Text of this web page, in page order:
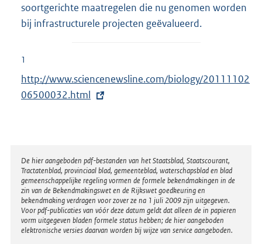
soortgerichte maatregelen die nu genomen worden
bij infrastructurele projecten geëvalueerd.
1
E
x
n
e
l
i
n
k
http://www.sciencenewsline.com/biology/20111102
06500032.html
Disclaimer
De hier aangeboden pdf-bestanden van het Staatsblad, Staatscourant,
Tractatenblad, provinciaal blad, gemeenteblad, waterschapsblad en blad
gemeenschappelijke regeling vormen de formele bekendmakingen in de
zin van de Bekendmakingswet en de Rijkswet goedkeuring en
bekendmaking verdragen voor zover ze na 1 juli 2009 zijn uitgegeven.
Voor pdf-publicaties van vóór deze datum geldt dat alleen de in papieren
vorm uitgegeven bladen formele status hebben; de hier aangeboden
elektronische versies daarvan worden bij wijze van service aangeboden.